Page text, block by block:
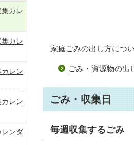
家庭ごみの出し方につ
ごみ・資源物の出
ごみ・収集日
毎週収集するごみ
カレ
カレ
レン
レン
ンダ